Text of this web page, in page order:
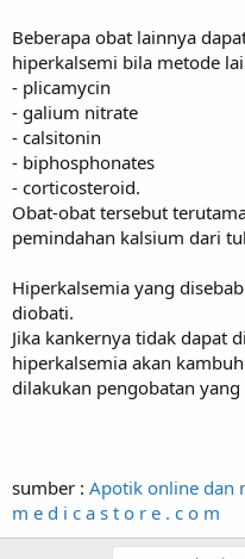
Beberapa obat lainnya
hiperkalsemi bila metode
- plicamycin
- galium nitrate
- calsitonin
- biphosphonates
- corticosteroid.
Obat-obat tersebut
pemindahan kalsium dari
Hiperkalsemia yang
diobati.
Jika kankernya tidak dapat
hiperkalsemia akan
dilakukan pengobatan yang
sumber : Apotik online dan
m e d i c a s t o r e . c o m